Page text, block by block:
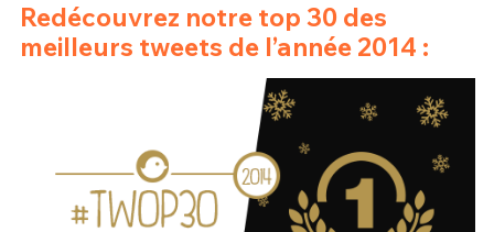
Redécouvrez notre top 30 des
meilleurs tweets de l’année 2014 :